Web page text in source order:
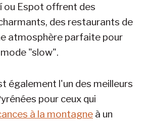
ou Espot offrent des
des restaurants de
atmosphère parfaite pour
"slow".
également l'un des meilleurs
pour ceux qui
à la montagne à un